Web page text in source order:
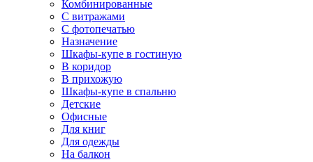
Комбинированные
С витражами
С фотопечатью
Назначение
Шкафы-купе в гостиную
В коридор
В прихожую
Шкафы-купе в спальню
Детские
Офисные
Для книг
Для одежды
На балкон